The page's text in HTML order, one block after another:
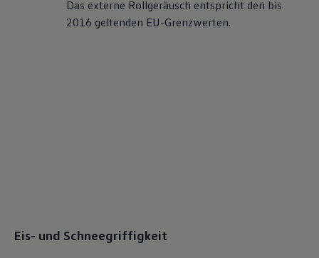
Bulli Magazin
Fahrzeugabholung ab Werk
Das externe Rollgeräusch entspricht den bis
2016 geltenden EU-Grenzwerten.
Eis- und Schneegriffigkeit